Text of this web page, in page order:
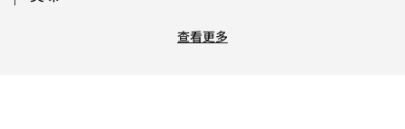
查看更多